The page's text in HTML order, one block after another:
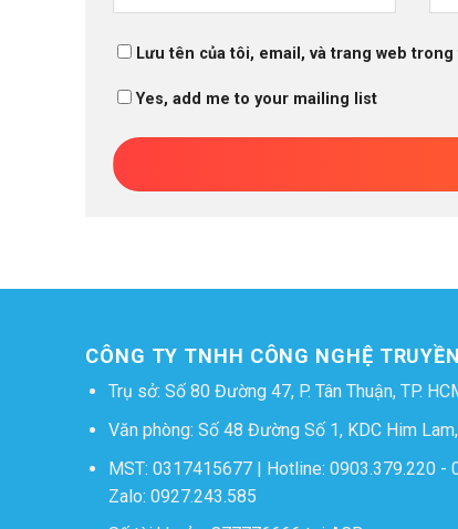
Lưu tên của tôi, email, và trang web
Yes, add me to your mailing list
CÔNG TY TNHH CÔNG NGHỆ
Trụ sở: Số 80 Đường 47, P. Tân Thuận, TP.
Văn phòng: Số 48 Đường Số 1, KDC Him Lam,
MST: 0317415677 | Hotline: 0903.379.220-
Zalo: 0927.243.585